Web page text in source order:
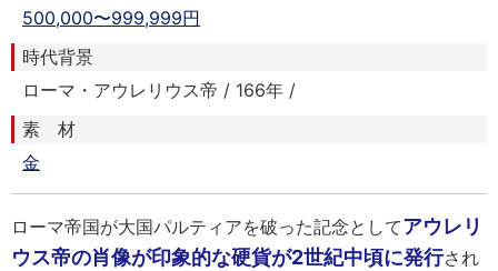
500,000〜999,999円
時代背景
ローマ・アウレリウス帝 / 166年 /
素 材
金
ローマ帝国が大国パルティアを破った記念としてアウレリ
ウス帝の肖像が印象的な硬貨が2世紀中頃に発行され